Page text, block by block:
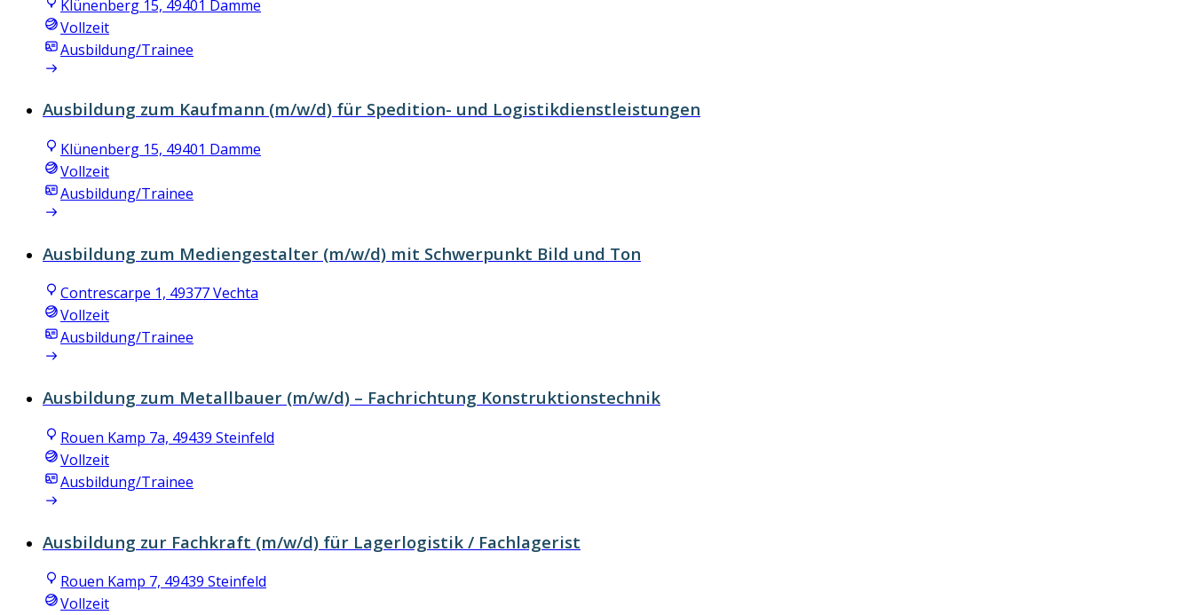
Klünenberg 15, 49401 Damme
Vollzeit
Ausbildung/Trainee
Ausbildung zum Kaufmann (m/w/d) für Spedition- und Logistikdienstleistungen
Klünenberg 15, 49401 Damme
Vollzeit
Ausbildung/Trainee
Ausbildung zum Mediengestalter (m/w/d) mit Schwerpunkt Bild und Ton
Contrescarpe 1, 49377 Vechta
Vollzeit
Ausbildung/Trainee
Ausbildung zum Metallbauer (m/w/d) – Fachrichtung Konstruktionstechnik
Rouen Kamp 7a, 49439 Steinfeld
Vollzeit
Ausbildung/Trainee
Ausbildung zur Fachkraft (m/w/d) für Lagerlogistik / Fachlagerist
Rouen Kamp 7, 49439 Steinfeld
Vollzeit